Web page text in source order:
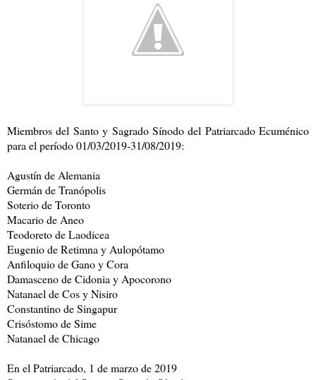
Miembros del Santo y Sagrado Sínodo del Patriarcado Ecuménico
para el período 01/03/2019-31/08/2019:
Agustín de Alemania
Germán de Tranópolis
Soterio de Toronto
Macario de Aneo
Teodoreto de Laodicea
Eugenio de Retimna y Aulopótamo
Anfiloquio de Gano y Cora
Damasceno de Cidonia y Apocorono
Natanael de Cos y Nisiro
Constantino de Singapur
Crisóstomo de Sime
Natanael de Chicago
En el Patriarcado, 1 de marzo de 2019